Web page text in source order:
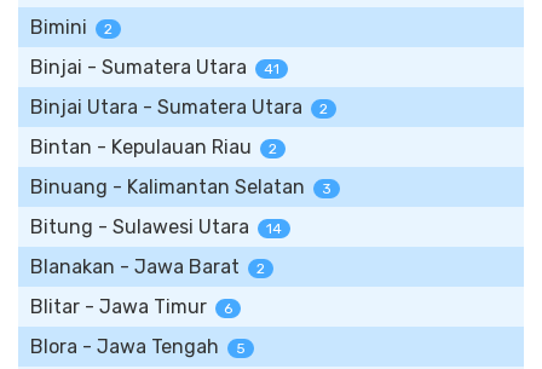
Bimini 2
Binjai - Sumatera Utara 41
Binjai Utara - Sumatera Utara 2
Bintan - Kepulauan Riau 2
Binuang - Kalimantan Selatan 3
Bitung - Sulawesi Utara 14
Blanakan - Jawa Barat 2
Blitar - Jawa Timur 6
Blora - Jawa Tengah 5